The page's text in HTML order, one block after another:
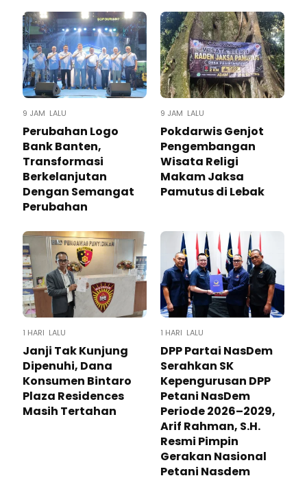
9 JAM LALU
Perubahan Logo
Bank Banten,
Transformasi
Berkelanjutan
Dengan Semangat
Perubahan
9 JAM LALU
Pokdarwis Genjot
Pengembangan
Wisata Religi
Makam Jaksa
Pamutus di Lebak
1 HARI LALU
Janji Tak Kunjung
Dipenuhi, Dana
Konsumen Bintaro
Plaza Residences
Masih Tertahan
1 HARI LALU
DPP Partai NasDem
Serahkan SK
Kepengurusan DPP
Petani NasDem
Periode 2026–2029,
Arif Rahman, S.H.
Resmi Pimpin
Gerakan Nasional
Petani Nasdem